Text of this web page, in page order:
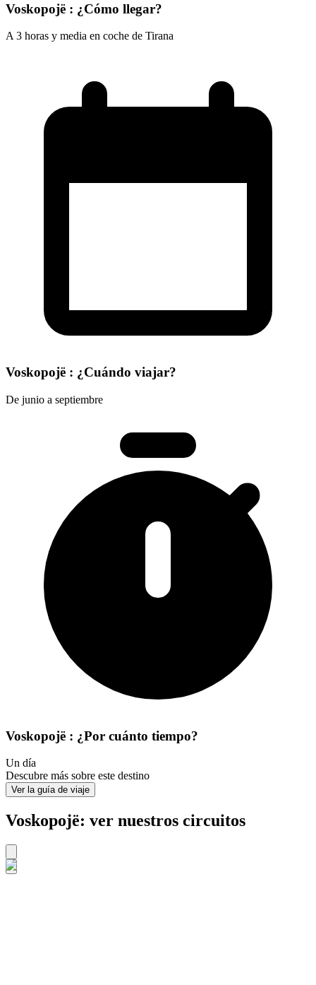
Voskopojë : ¿Cómo llegar?
A 3 horas y media en coche de Tirana
Voskopojë : ¿Cuándo viajar?
De junio a septiembre
Voskopojë : ¿Por cuánto tiempo?
Un día
Descubre más sobre este destino
Ver la guía de viaje
Voskopojë: ver nuestros circuitos